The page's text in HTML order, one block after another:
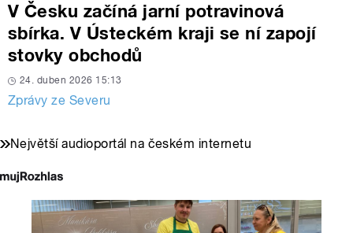
V Česku začíná jarní potravinová
sbírka. V Ústeckém kraji se ní zapojí
stovky obchodů
24. duben 2026 15:13
Zprávy ze Severu
Největší audioportál na českém internetu